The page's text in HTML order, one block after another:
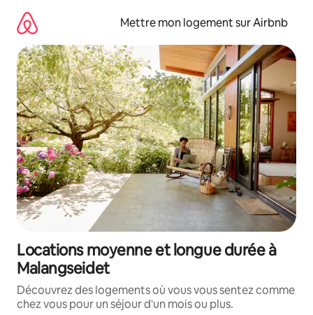
directement
contenu
Mettre mon logement sur Airbnb
Locations moyenne et longue durée à
Malangseidet
Découvrez des logements où vous vous sentez comme
chez vous pour un séjour d'un mois ou plus.